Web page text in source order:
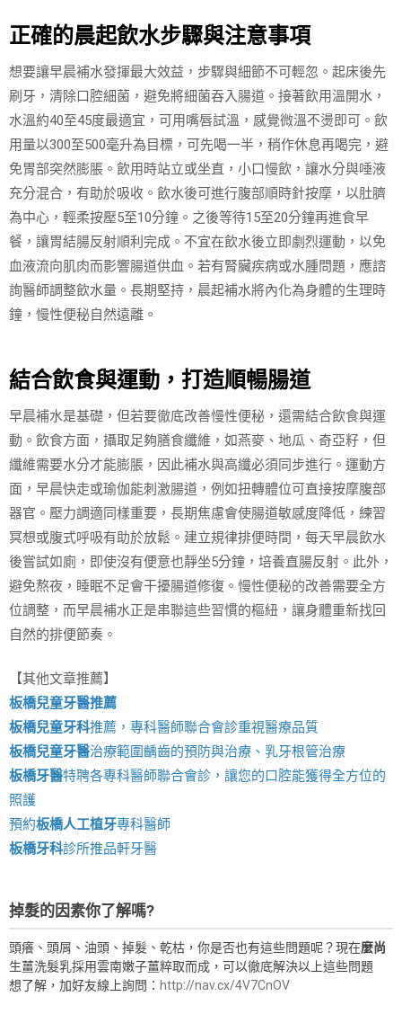
正確的晨起飲水步驟與注意事項
想要讓早晨補水發揮最大效益，步驟與細節不可輕忽。起床後先
刷牙，清除口腔細菌，避免將細菌吞入腸道。接著飲用溫開水，
水溫約40至45度最適宜，可用嘴唇試溫，感覺微溫不燙即可。飲
用量以300至500毫升為目標，可先喝一半，稍作休息再喝完，避
免胃部突然膨脹。飲用時站立或坐直，小口慢飲，讓水分與唾液
充分混合，有助於吸收。飲水後可進行腹部順時針按摩，以肚臍
為中心，輕柔按壓5至10分鐘。之後等待15至20分鐘再進食早
餐，讓胃結腸反射順利完成。不宜在飲水後立即劇烈運動，以免
血液流向肌肉而影響腸道供血。若有腎臟疾病或水腫問題，應諮
詢醫師調整飲水量。長期堅持，晨起補水將內化為身體的生理時
鐘，慢性便秘自然遠離。
結合飲食與運動，打造順暢腸道
早晨補水是基礎，但若要徹底改善慢性便秘，還需結合飲食與運
動。飲食方面，攝取足夠膳食纖維，如燕麥、地瓜、奇亞籽，但
纖維需要水分才能膨脹，因此補水與高纖必須同步進行。運動方
面，早晨快走或瑜伽能刺激腸道，例如扭轉體位可直接按摩腹部
器官。壓力調適同樣重要，長期焦慮會使腸道敏感度降低，練習
冥想或腹式呼吸有助於放鬆。建立規律排便時間，每天早晨飲水
後嘗試如廁，即使沒有便意也靜坐5分鐘，培養直腸反射。此外，
避免熬夜，睡眠不足會干擾腸道修復。慢性便秘的改善需要全方
位調整，而早晨補水正是串聯這些習慣的樞紐，讓身體重新找回
自然的排便節奏。
【其他文章推薦】
板橋兒童牙醫推薦
板橋兒童牙科推薦，專科醫師聯合會診重視醫療品質
板橋兒童牙醫治療範圍齲齒的預防與治療、乳牙根管治療
板橋牙醫特聘各專科醫師聯合會診，讓您的口腔能獲得全方位的
照護
預約板橋人工植牙專科醫師
板橋牙科診所推品軒牙醫
掉髮的因素你了解嗎?
頭癢、頭屑、油頭、掉髮、乾枯，你是否也有這些問題呢？現在麼尚
生薑洗髮乳採用雲南嫩子薑粹取而成，可以徹底解決以上這些問題
想了解，加好友線上詢問： http://nav.cx/4V7CnOV